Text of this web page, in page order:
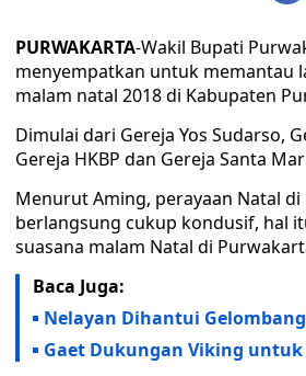
PURWAKARTA-Wakil Bupati
menyempatkan untuk memantau
malam natal 2018 di Kabupaten
Dimulai dari Gereja Yos Sudarso,
Gereja HKBP dan Gereja Santa
Menurut Aming, perayaan Natal
berlangsung cukup kondusif, hal
suasana malam Natal di
Baca Juga:
Nelayan Dihantui
Gaet Dukungan Viking untuk